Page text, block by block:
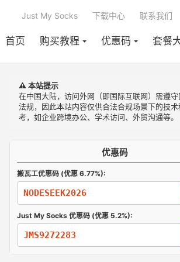
首页 购买教程 优惠码 套餐
Just My Socks 下载中心 联系我们
⚠️ 本站提示
在中国大陆，访问外网（即国际互联网）需遵
法规，因此本站内容仅供合法合规场景下的技
考，如企业跨境办公、学术访问、外贸沟通等。
优惠码
搬瓦工优惠码 (优惠 6.77%):
NODESEEK2026
Just My Socks 优惠码 (优惠 5.2%):
JMS9272283